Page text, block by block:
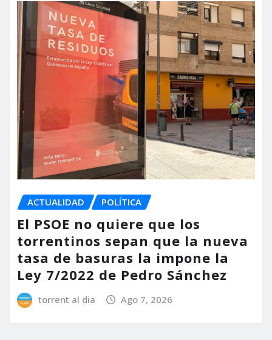
ACTUALIDAD POLÍTICA
El PSOE no quiere que los
torrentinos sepan que la nueva
tasa de basuras la impone la
Ley 7/2022 de Pedro Sánchez
torrent al dia Ago 7, 2026